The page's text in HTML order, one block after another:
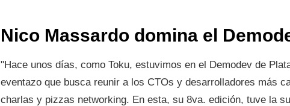
Nico Massardo domina el
"Hace unos días, como Toku, estuvimos en el Demodev de
eventazo que busca reunir a los CTOs y desarrolladores más
charlas y pizzas networking. En esta, su 8va. edición, tuve la